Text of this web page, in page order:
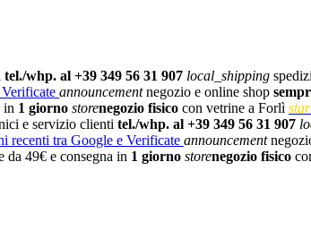
tel./whp. al +39 349 56 31 907 local_shipping
announcementnegozio e online shop
in 1 giorno storenegozio fisico con vetrine a Forlì star
e servizio clienti tel./whp. al +39 349 56 31 907
recenti tra Google e Verificate announcement
da 49€ e consegna in 1 giorno storenegozio fisico